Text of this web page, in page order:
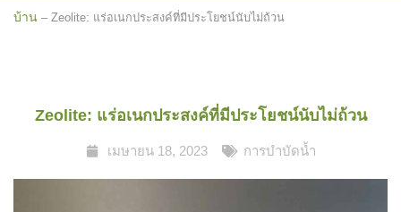
บ้าน – Zeolite: แร่อเนกประสงค์ที่มีประโยชน์นับไม่ถ้วน
Zeolite: แร่อเนกประสงค์ที่มีประโยชน์นับไม่ถ้วน
เมษายน 18, 2023 การบำบัดน้ำ